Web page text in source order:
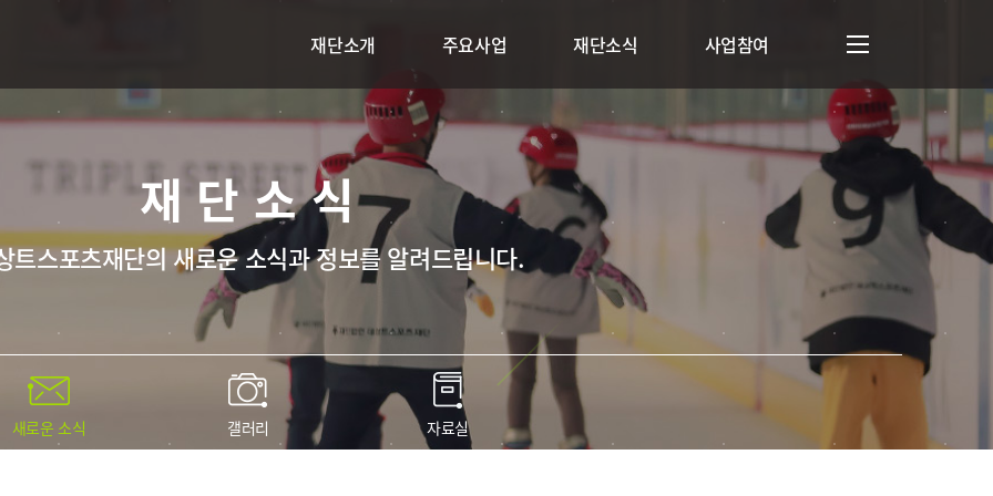
재단소개 주요사업 재단소식 사업참여
재단소식
트스포츠재단의 새로운 소식과 정보를 알려드립니다.
새로운 소식 갤러리 자료실